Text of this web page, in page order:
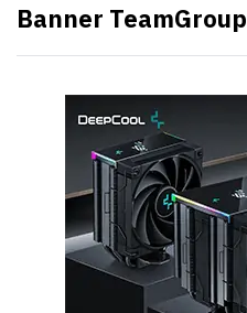
Banner TeamGroup